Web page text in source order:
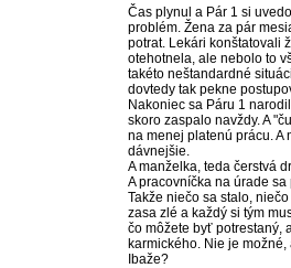
Čas plynul a Pár 1 si
problém. Žena za pár
potrat. Lekári konštatovali
otehotnela, ale nebolo to
takéto neštandardné
dovtedy tak pekne
Nakoniec sa Páru 1
skoro zaspalo navždy. A
na menej platenú prácu. A
dávnejšie.
A manželka, teda čerstvá
A pracovníčka na úrade
Takže niečo sa stalo,
zasa zlé a každý si tým
čo môžete byť potrestaný,
karmického. Nie je
Ibaže?